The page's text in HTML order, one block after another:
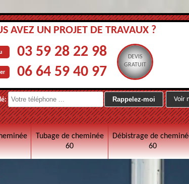
AVEZ UN PROJET DE TRAVAUX ?
03 59 28 22 98
06 64 59 40 97
DEVIS
GRATUIT
Voir
Tubage de cheminée
60
Débistrage de
60